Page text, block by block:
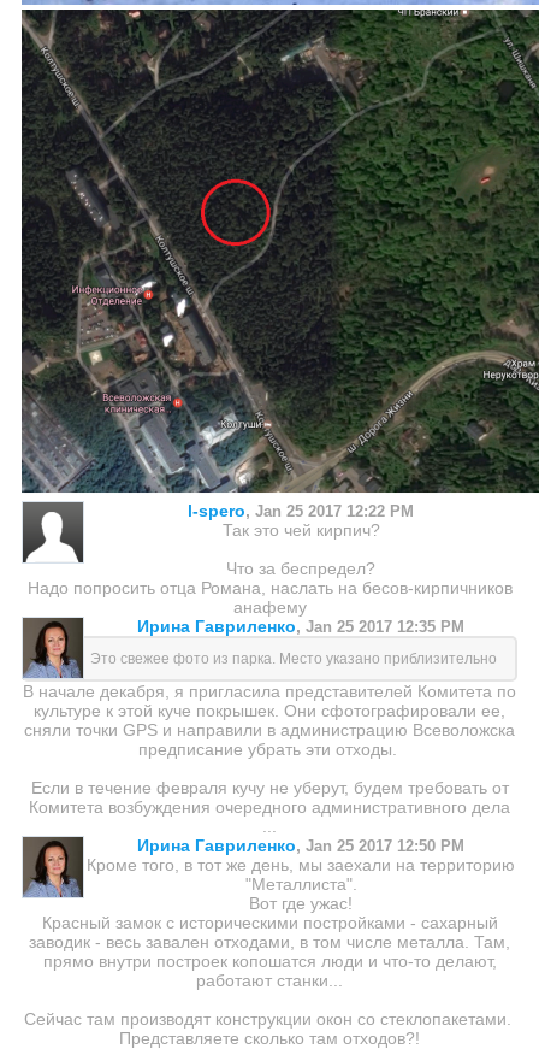
l-spero, Jan 25 2017 12:22 PM
Так это чей кирпич?
Что за беспредел?
Надо попросить отца Романа, наслать на бесов-кирпичников
анафему
Ирина Гавриленко, Jan 25 2017 12:35 PM
Это свежее фото из парка. Место указано приблизительно
В начале декабря, я пригласила представителей Комитета по
культуре к этой куче покрышек. Они сфотографировали ее,
сняли точки GPS и направили в администрацию Всеволожска
предписание убрать эти отходы.
Если в течение февраля кучу не уберут, будем требовать от
Комитета возбуждения очередного административного дела
Ирина Гавриленко, Jan 25 2017 12:50 PM
Кроме того, в тот же день, мы заехали на территорию
"Металлиста".
Вот где ужас!
Красный замок с историческими постройками - сахарный
заводик - весь завален отходами, в том числе металла. Там,
прямо внутри построек копошатся люди и что-то делают,
работают станки...
Сейчас там производят конструкции окон со стеклопакетами.
Представляете сколько там отходов?!